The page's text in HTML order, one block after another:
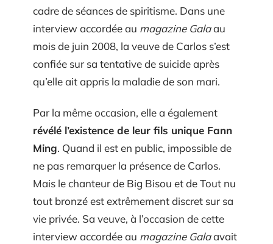
cadre de séances de spiritisme. Dans une
interview accordée au magazine Galaau
mois de juin 2008, la veuve de Carlos s’est
confiée sur sa tentative de suicide après
qu’elle ait appris la maladie de son mari.
Par la même occasion, elle a également
révélé l’existence de leur fils unique Fann
Ming. Quand il est en public, impossible de
ne pas remarquer la présence de Carlos.
Mais le chanteur de Big Bisou et de Tout nu
tout bronzé est extrêmement discret sur sa
vie privée. Sa veuve, à l’occasion de cette
interview accordée au magazine Galaavait